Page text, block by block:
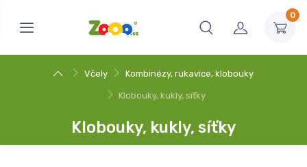
0
Včely Kombinézy, rukavice, klobouky
Klobouky, kukly, síťky
Klobouky, kukly, síťky